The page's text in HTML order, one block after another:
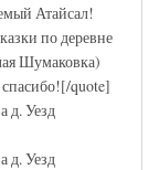
Атайсал!
по деревне
Шумаковка)
спасибо![/quote]
д. Уезд
д. Уезд